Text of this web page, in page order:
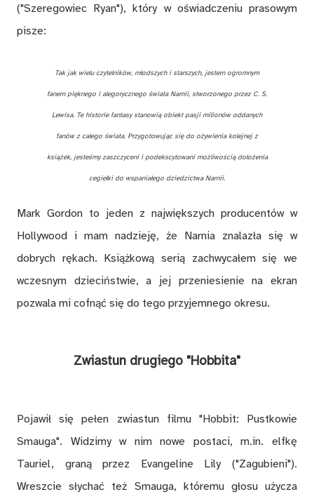
("Szeregowiec Ryan"), który w oświadczeniu prasowym
pisze:
Tak jak wielu czytelników, młodszych i starszych, jestem ogromnym
fanem pięknego i alegorycznego świata Narnii, stworzonego przez C. S.
Lewisa. Te historie fantasy stanowią obiekt pasji milionów oddanych
fanów z całego świata. Przygotowując się do ożywienia kolejnej z
książek, jesteśmy zaszczyceni i podekscytowani możliwością dołożenia
cegiełki do wspaniałego dziedzictwa Narnii.
Mark Gordon to jeden z największych producentów w
Hollywood i mam nadzieję, że Narnia znalazła się w
dobrych rękach. Książkową serią zachwycałem się we
wczesnym dzieciństwie, a jej przeniesienie na ekran
pozwala mi cofnąć się do tego przyjemnego okresu.
Zwiastun drugiego "Hobbita"
Pojawił się pełen zwiastun filmu "Hobbit: Pustkowie
Smauga". Widzimy w nim nowe postaci, m.in. elfkę
Tauriel, graną przez Evangeline Lily ("Zagubieni").
Wreszcie słychać też Smauga, któremu głosu użycza